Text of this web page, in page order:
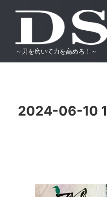
～男を磨いて力を高めろ！～
2024-06-10